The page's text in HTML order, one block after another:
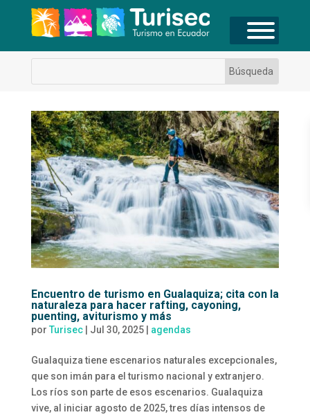
Encuentro de turismo en Gualaquiza; cita con la
naturaleza para hacer rafting, cayoning,
puenting, aviturismo y más
por Turisec| Jul 30, 2025| agendas
Gualaquiza tiene escenarios naturales excepcionales,
que son imán para el turismo nacional y extranjero.
Los ríos son parte de esos escenarios. Gualaquiza
vive, al iniciar agosto de 2025, tres días intensos de